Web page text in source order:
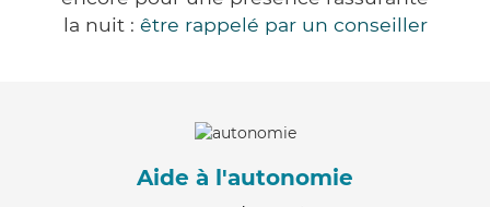
la nuit : être rappelé par un conseiller
Aide à l'autonomie